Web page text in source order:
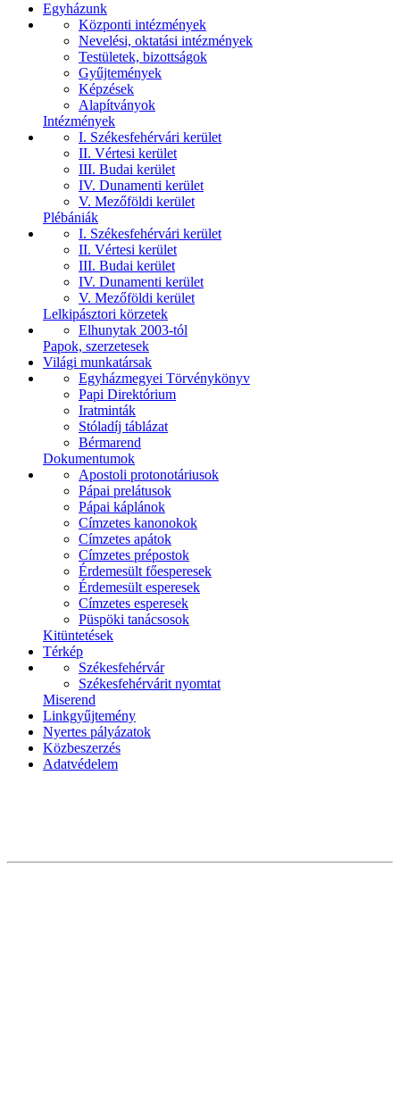
Egyházunk
Központi intézmények
Nevelési, oktatási intézmények
Testületek, bizottságok
Gyűjtemények
Képzések
Alapítványok
Intézmények
I. Székesfehérvári kerület
II. Vértesi kerület
III. Budai kerület
IV. Dunamenti kerület
V. Mezőföldi kerület
Plébániák
I. Székesfehérvári kerület
II. Vértesi kerület
III. Budai kerület
IV. Dunamenti kerület
V. Mezőföldi kerület
Lelkipásztori körzetek
Elhunytak 2003-tól
Papok, szerzetesek
Világi munkatársak
Egyházmegyei Törvénykönyv
Papi Direktórium
Iratminták
Stóladíj táblázat
Bérmarend
Dokumentumok
Apostoli protonotáriusok
Pápai prelátusok
Pápai káplánok
Címzetes kanonokok
Címzetes apátok
Címzetes prépostok
Érdemesült főesperesek
Érdemesült esperesek
Címzetes esperesek
Püspöki tanácsosok
Kitüntetések
Térkép
Székesfehérvár
Székesfehérvárit nyomtat
Miserend
Linkgyűjtemény
Nyertes pályázatok
Közbeszerzés
Adatvédelem